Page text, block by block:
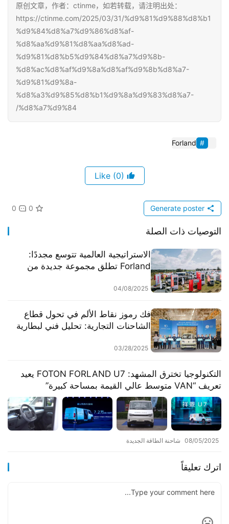
原创文章，作者：ctinme，如若转载，请注明出处：
https://ctinme.com/2025/03/31/%d9%81%d9%88%d8%b1
%d9%84%d8%a7%d9%86%d8%af-
%d8%aa%d9%81%d8%aa%d8%ad-
%d9%81%d8%b5%d9%84%d8%a7%d9%8b-
%d8%ac%d8%af%d9%8a%d8%af%d9%8b%d8%a7-
%d9%81%d9%8a-
%d8%a3%d9%85%d8%b1%d9%8a%d9%83%d8%a7-
%d8%a7%d9%84/
Forland
(0)
0
0
التوصيات ذات الصلة
الاستراتيجية العالمية تتوسع مجددًا:
Forland تطلق مجموعة جديدة من
شاحنات الخفيفة في أوروغواي
04/08/2025
فك رموز نقاط الألم في تحول قطاع
الشاحنات التجارية: تحليل فني لبطارية
Q
03/28/2025
التكنولوجيا تخترق المشهد: FOTON FORLAND U7 يعيد
تعريف “VAN متوسط عالي القيمة بمساحة كبيرة”
08/05/2025 شاحنة الطاقة الجديدة
اترك تعليقاً